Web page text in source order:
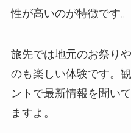
性が高いのが特徴です。
旅先では地元のお祭り
のも楽しい体験です。
ントで最新情報を聞い
ますよ。